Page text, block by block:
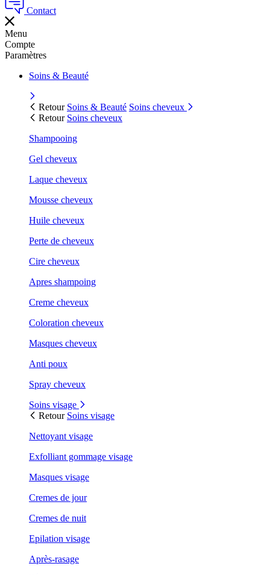
Contact
Menu
Compte
Paramètres
Soins & Beauté
Retour Soins & Beauté Soins cheveux
Retour Soins cheveux
Shampooing
Gel cheveux
Laque cheveux
Mousse cheveux
Huile cheveux
Perte de cheveux
Cire cheveux
Apres shampoing
Creme cheveux
Coloration cheveux
Masques cheveux
Anti poux
Spray cheveux
Soins visage
Retour Soins visage
Nettoyant visage
Exfolliant gommage visage
Masques visage
Cremes de jour
Cremes de nuit
Epilation visage
Après-rasage